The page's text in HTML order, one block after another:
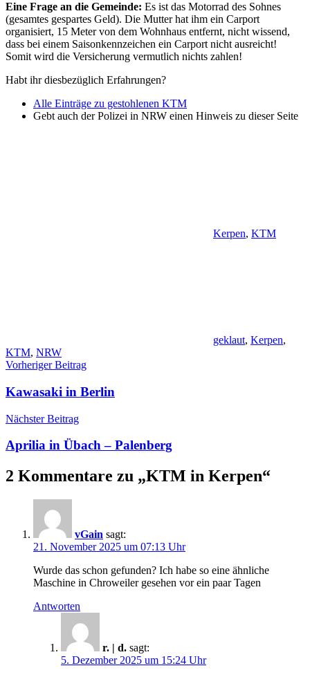
Eine Frage an die Gemeinde: Es ist das Motorrad des Sohnes
(gesamtes gespartes Geld). Die Mutter hat ihm ein Carport
organisiert, 15 Meter von dem Wohnhaus entfernt, nicht wissend,
dass bei einem Saisonkennzeichen ein Carport nicht ausreicht!
Somit wird die Versicherung vermutlich nichts zahlen!
Habt ihr diesbezüglich Erfahrungen?
Alle Einträge zu gestohlenen KTM
Gebt auch der Polizei in NRW einen Hinweis zu dieser Seite
Kerpen, KTM
geklaut, Kerpen,
KTM, NRW
Beitragsnavigation
Vorheriger Beitrag
Kawasaki in Berlin
Nächster Beitrag
Aprilia in Übach – Palenberg
2 Kommentare zu „KTM in Kerpen“
vGain sagt:
21. November 2025 um 07:13 Uhr
Wurde das schon gefunden? Ich habe so eine ähnliche
Maschine in Chroweiler gesehen vor ein paar Tagen
Antworten
r. | d. sagt:
5. Dezember 2025 um 15:24 Uhr